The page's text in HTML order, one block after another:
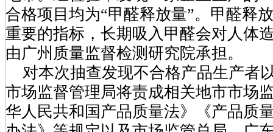
合格项目均为“甲醛释放量”。甲醛释
重要的指标，长期吸入甲醛会对人体
由广州质量监督检测研究院承担。
对本次抽查发现不合格产品生产者
市场监督管理局将责成相关地市市场
华人民共和国产品质量法》《产品质